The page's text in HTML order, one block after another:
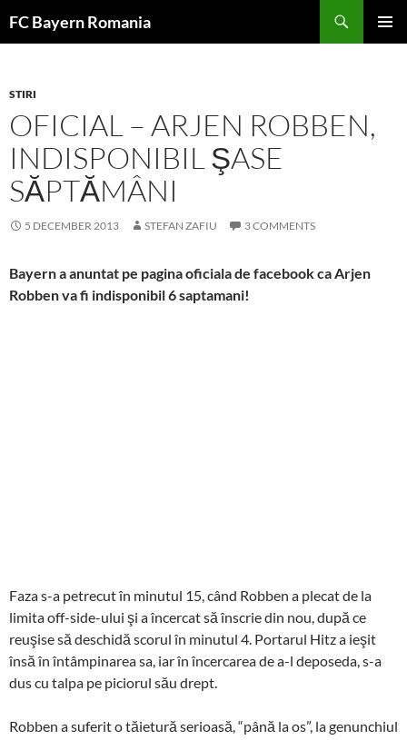
toFC Bayern Romania
STIRI
OFICIAL – ARJEN ROBBEN,
INDISPONIBIL ŞASE
SĂPTĂMÂNI
5 DECEMBER 2013 STEFAN ZAFIU 3 COMMENTS
Bayern a anuntat pe pagina oficiala de facebook ca Arjen
Robben va fi indisponibil 6 saptamani!
Faza s-a petrecut în minutul 15, când Robben a plecat de la
limita off-side-ului şi a încercat să înscrie din nou, după ce
reuşise să deschidă scorul în minutul 4. Portarul Hitz a ieşit
însă în întâmpinarea sa, iar în încercarea de a-l deposeda, s-a
dus cu talpa pe piciorul său drept.
Robben a suferit o tăietură serioasă, “până la os”, la genunchiul